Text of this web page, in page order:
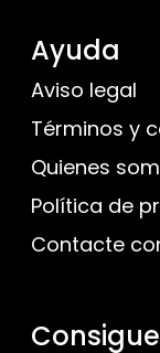
Ayuda
Aviso legal
Términos y
Quienes
Política de
Contacte